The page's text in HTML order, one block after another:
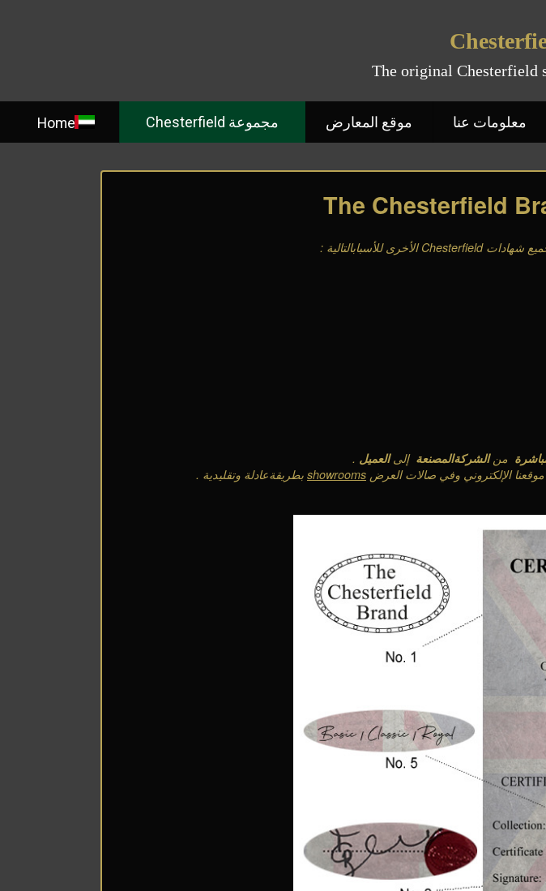
The original Chesterfield
Home مجموعة Chesterfield موقع المعارض معلومات عنا
The Chesterfield
شهادات Chesterfield الأخرى للأسبابالتالية :
منالشركةالمصنعة إلىالعميل .
الإلكتروني وفي صالات العرض showrooms بطريقةعادلة وتقليدية .